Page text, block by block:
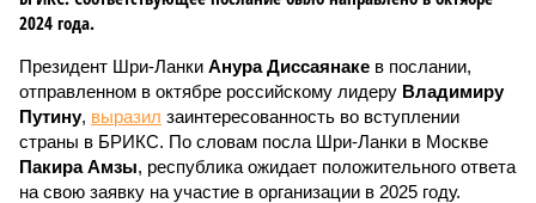
2024 года.
Президент Шри-Ланки Анура Диссаянаке в послании,
отправленном в октябре российскому лидеру Владимиру
Путину, выразил заинтересованность во вступлении
страны в БРИКС. По словам посла Шри-Ланки в Москве
Пакира Амзы, республика ожидает положительного ответа
на свою заявку на участие в организации в 2025 году.